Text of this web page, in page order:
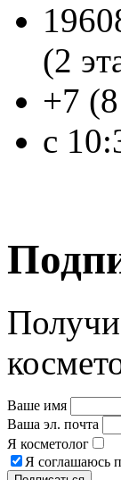
(2
+7
с
Ваше имя
Ваша эл. почта
Я косметолог
Я соглашаюсь